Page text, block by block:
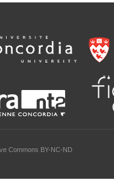
Commons BY-NC-ND